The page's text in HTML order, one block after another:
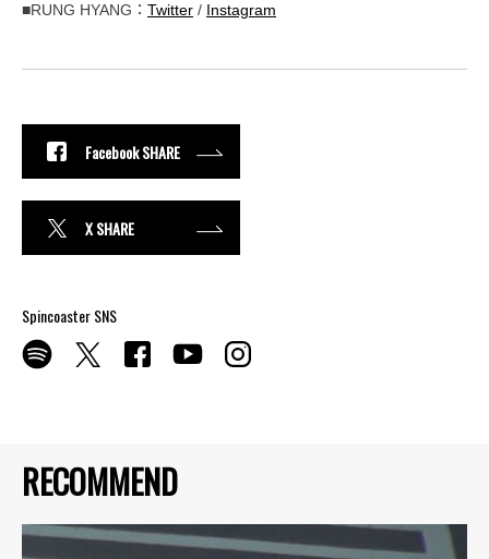
RECOMMEND
■RUNG HYANG： Twitter / Instagram
Facebook SHARE
X SHARE
Spincoaster SNS